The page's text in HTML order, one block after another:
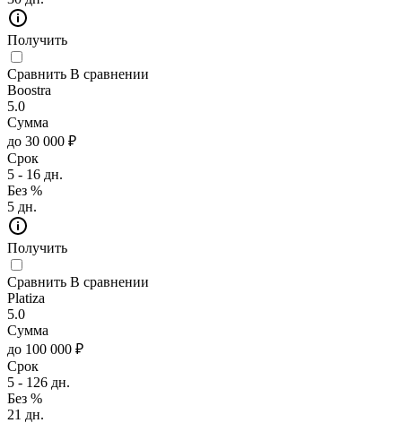
Получить
Сравнить В сравнении
Boostra
5.0
Сумма
до 30 000 ₽
Срок
5 - 16 дн.
Без %
5 дн.
Получить
Сравнить В сравнении
Platiza
5.0
Сумма
до 100 000 ₽
Срок
5 - 126 дн.
Без %
21 дн.